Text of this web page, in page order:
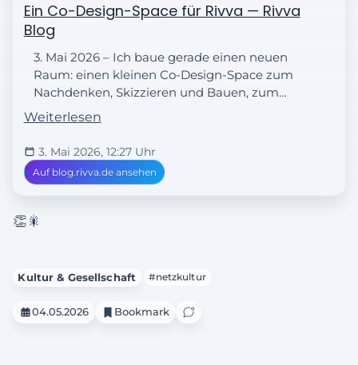
Ein Co-Design-Space für Rivva — Rivva
Blog
3. Mai 2026 – Ich baue gerade einen neuen
Raum: einen kleinen Co-Design-Space zum
Nachdenken, Skizzieren und Bauen, zum
Mitgestalten und Diskutieren. Eine
Mischung aus gemeinsamem Denken
(Wiki) und fokussierten Gesprächen
(Forum).
Weiterlesen
3. Mai 2026, 12:27 Uhr
Auf blog.rivva.de ansehen
👏🎇
Kultur & Gesellschaft #netzkultur
04.05.2026 Bookmark